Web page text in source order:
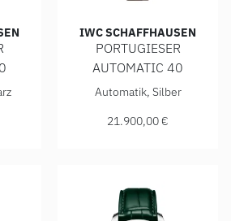
AUTOMATIC 40, Ref:
IWC SCHAFFHAUSEN
PORTUGIESER
AUTOMATIC 40
IWC Schaffhausen
Automatik, Silber
21.900,00 €